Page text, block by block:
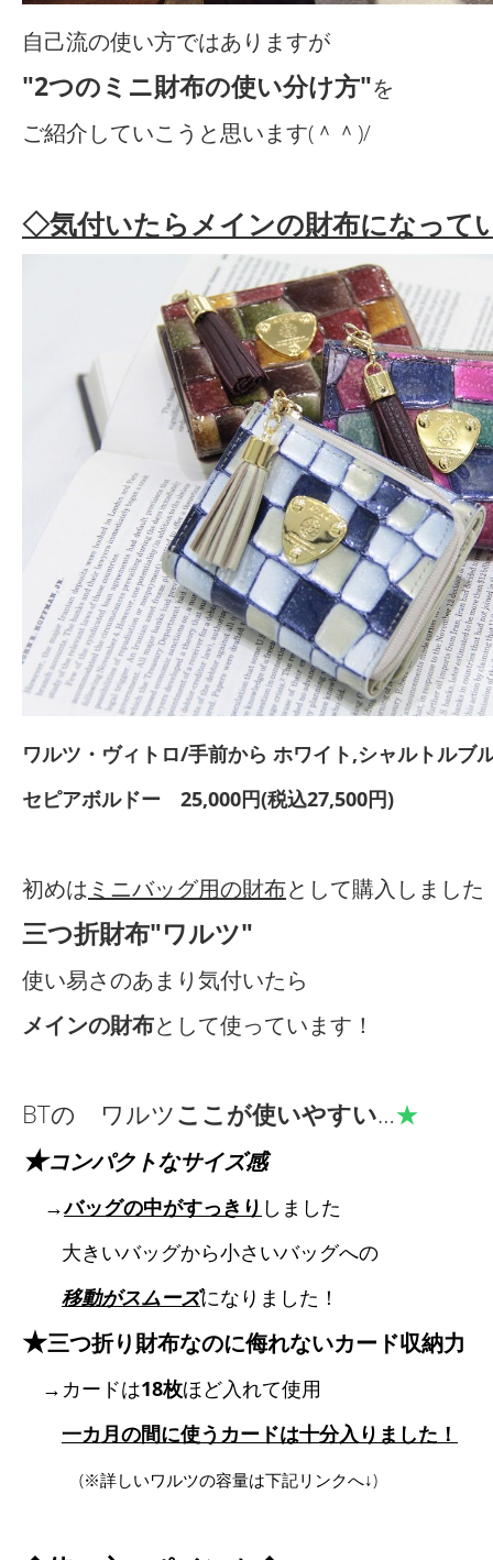
自己流の使い方ではありますが
"2つのミニ財布の使い分け方"を
ご紹介していこうと思います(＾＾)/
◇気付いたらメインの財布になって
ワルツ・ヴィトロ/手前から ホワイト,シャルトルブ
セピアボルドー 25,000円(税込27,500円)
初めは ミニバッグ用の財布として購入しました
三つ折財布"ワルツ"
使い易さのあまり気付いたら
メインの財布として使っています！
BTの ワルツここが使いやすい…★
★コンパクトなサイズ感
→バッグの中がすっきり しました
大きいバッグから小さいバッグへの
移動がスムーズになりました！
★三つ折り財布なのに侮れないカード収納力
→カードは18枚ほど入れて使用
一カ月の間に使うカードは十分入りました！
(※詳しいワルツの容量は下記リンクへ↓)